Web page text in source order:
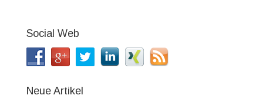
Social Web
Neue Artikel